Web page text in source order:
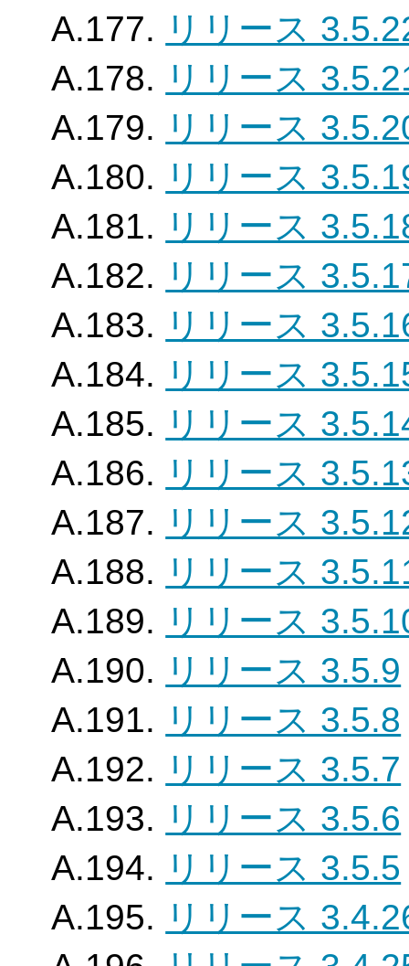
A.177. リリース
A.178. リリース
A.179. リリース
A.180. リリース
A.181. リリース
A.182. リリース
A.183. リリース
A.184. リリース
A.185. リリース
A.186. リリース
A.187. リリース
A.188. リリース
A.189. リリース
A.190. リリース 3.5.9
A.191. リリース 3.5.8
A.192. リリース 3.5.7
A.193. リリース 3.5.6
A.194. リリース 3.5.5
A.195. リリース